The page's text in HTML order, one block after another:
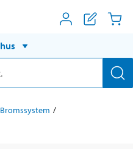
Bromssystem